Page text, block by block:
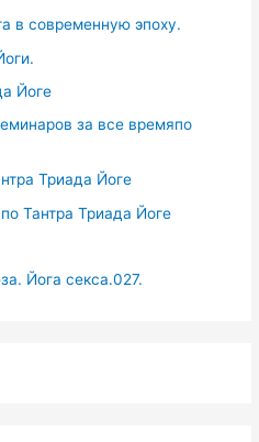
в современную эпоху.
Йоге
за все времяпо
Триада Йоге
Тантра Триада Йоге
Йога секса.027.